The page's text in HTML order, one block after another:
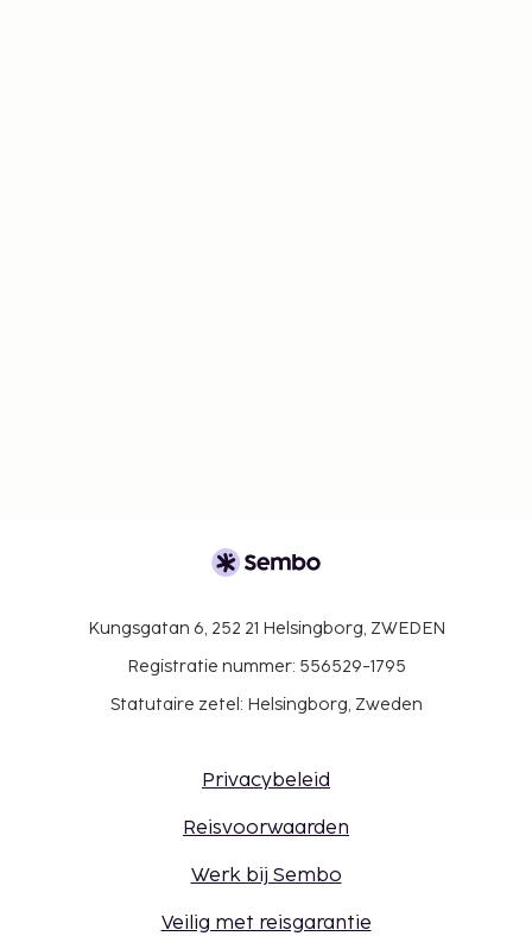
Kungsgatan 6, 252 21 Helsingborg, ZWEDEN
Registratie nummer: 556529-1795
Statutaire zetel: Helsingborg, Zweden
Privacybeleid
Reisvoorwaarden
Werk bij Sembo
Veilig met reisgarantie